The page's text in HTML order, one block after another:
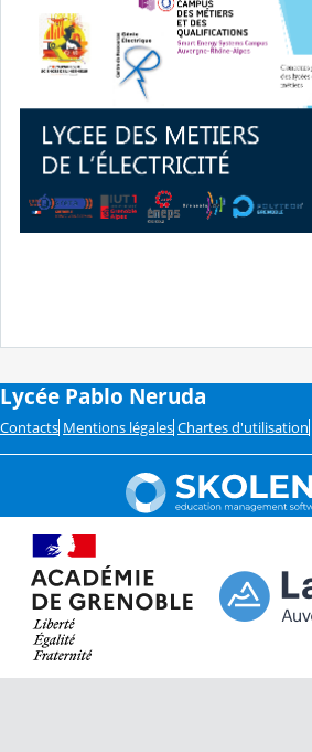
Lycée Pablo Neruda
Contacts Mentions légales Chartes d'utilisation